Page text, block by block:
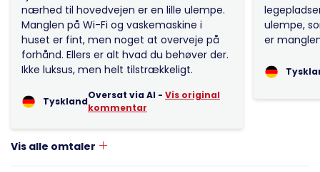
nærhed til hovedvejen er en lille ulempe.
Manglen på Wi-Fi og vaskemaskine i
huset er fint, men noget at overveje på
forhånd. Ellers er alt hvad du behøver der.
Ikke luksus, men helt tilstrækkeligt.
Tyskland
Oversat via AI - Vis original
kommentar
ulempe,
er
Vis alle omtaler